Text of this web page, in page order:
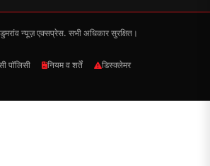
न्यूज़ एक्सप्रेस. सभी अधिकार सुरक्षित।
पॉलिसी नियम व शर्तें डिस्क्लेमर